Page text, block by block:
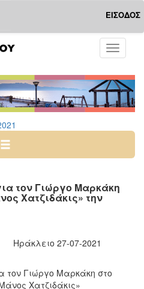
ΕΙΣΟΔΟΣ
Toggle
τον Γιώργο Μαρκάκη
Χατζιδάκις» την
Ηράκλειο 27-07-2021
τον Γιώργο Μαρκάκη στο
Χατζιδάκις»